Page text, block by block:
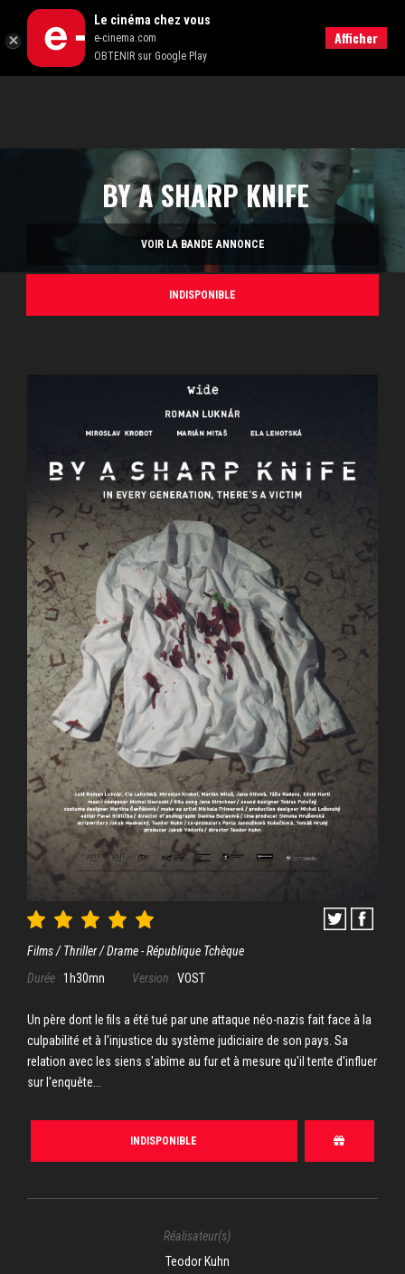
BY A SHARP KNIFE
VOIR LA BANDE ANNONCE
INDISPONIBLE
Films / Thriller / Drame - République Tchèque
Durée :1h30mn Version :VOST
Un père dont le fils a été tué par une attaque néo-nazis fait face à la
culpabilité et à l'injustice du système judiciaire de son pays. Sa
relation avec les siens s'abîme au fur et à mesure qu'il tente d'influer
sur l'enquête...
INDISPONIBLE
Réalisateur(s)
Teodor Kuhn
RECHERCHER
Le cinéma chez vous
e-cinema.com
OBTENIR sur Google Play
Afficher